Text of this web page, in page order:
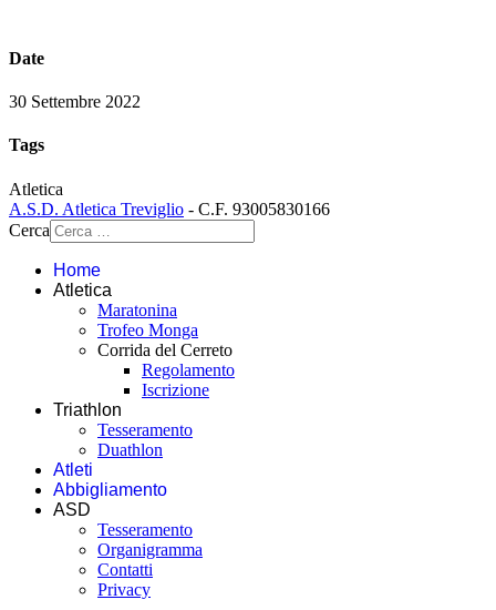
Date
30 Settembre 2022
Tags
Atletica
A.S.D. Atletica Treviglio - C.F. 93005830166
Cerca
Home
Atletica
Maratonina
Trofeo Monga
Corrida del Cerreto
Regolamento
Iscrizione
Triathlon
Tesseramento
Duathlon
Atleti
Abbigliamento
ASD
Tesseramento
Organigramma
Contatti
Privacy